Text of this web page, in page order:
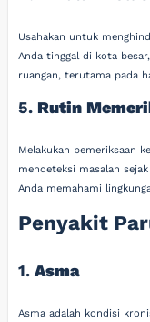
Usahakan untuk
Anda tinggal di kota
ruangan, terutama pada
5. Rutin
Melakukan pemeriksaan
mendeteksi masalah
Anda memahami
Penyakit
1.Asma
Asma adalah kondisi